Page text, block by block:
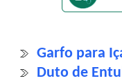
Garfo para
Duto de